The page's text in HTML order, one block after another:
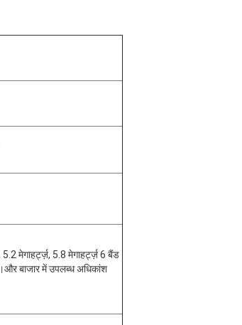
मेगाहर्ट्ज़, 5.8 मेगाहर्ट्ज़ 6 बैंड
बाजार में उपलब्ध अधिकांश